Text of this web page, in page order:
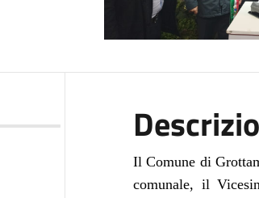
Il Comune di
comunale, il